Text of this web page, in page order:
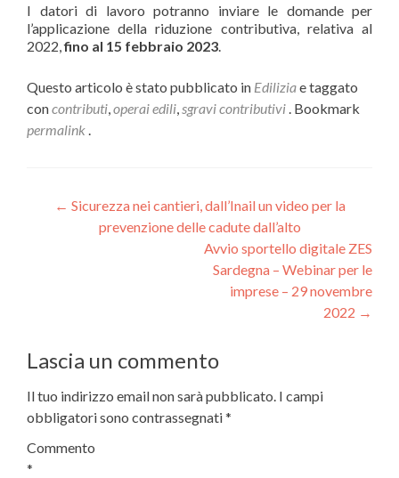
I datori di lavoro potranno inviare le domande per
l’applicazione della riduzione contributiva, relativa al
2022,fino al 15 febbraio 2023
Questo articolo è stato pubblicato in Ediliziae taggato
concontributi operai edili sgravi contributivi . Bookmark
permalink
Navigazione
articoli
← Sicurezza nei cantieri, dall’Inail un video per la
prevenzione delle cadute dall’alto
Avvio sportello digitale ZES
Sardegna – Webinar per le
imprese – 29 novembre
2022 →
Lascia un commento
Il tuo indirizzo email non sarà pubblicato. I campi
obbligatori sono contrassegnati*
Commento
*